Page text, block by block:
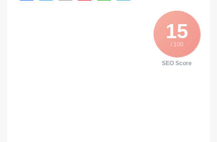
15
/ 100
SEO Score